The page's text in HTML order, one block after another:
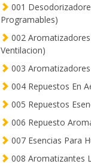
001
Programables)
002
Ventilacion)
003
004 Repuestos En
005 Repuestos
006 Repuesto
007 Esencias Para
008 Aromatizantes